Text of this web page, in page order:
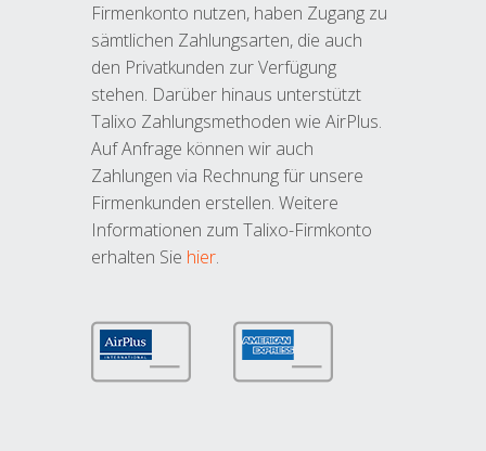
Firmenkonto nutzen, haben Zugang zu
sämtlichen Zahlungsarten, die auch
den Privatkunden zur Verfügung
stehen. Darüber hinaus unterstützt
Talixo Zahlungsmethoden wie AirPlus.
Auf Anfrage können wir auch
Zahlungen via Rechnung für unsere
Firmenkunden erstellen. Weitere
Informationen zum Talixo-Firmkonto
erhalten Sie hier.